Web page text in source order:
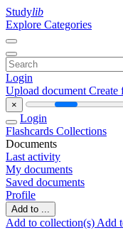
Studylib
Explore Categories
Login
Upload document Create
×
Login
Flashcards Collections
Documents
Last activity
My documents
Saved documents
Profile
Add to ...
Add to collection(s) Add